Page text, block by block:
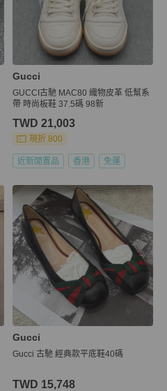
Gucci
GUCCI古馳 MAC80 織物皮革 低幫系
帶 時尚板鞋 37.5碼 98新
TWD 21,003
現折 800
近新閒置品 香港 免運
Gucci
Gucci 古馳 經典款平底鞋40碼
TWD 15,748